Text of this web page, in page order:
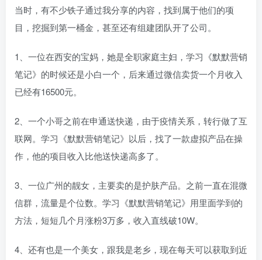
当时，有不少铁子通过我分享的内容，找到属于他们的项
目，挖掘到第一桶金，甚至还有组建团队开了公司。
1、一位在西安的宝妈，她是全职家庭主妇，学习《默默营销
笔记》的时候还是小白一个，后来通过微信卖货一个月收入
已经有16500元。
2、一个小哥之前在申通送快递，由于疫情关系，转行做了互
联网。学习《默默营销笔记》以后，找了一款虚拟产品在操
作，他的项目收入比他送快递高多了。
3、一位广州的靓女，主要卖的是护肤产品。之前一直在混微
信群，流量是个位数。学习《默默营销笔记》用里面学到的
方法，短短几个月涨粉3万多，收入直线破10W。
4、还有也是一个美女，跟我是老乡，现在每天可以获取到近